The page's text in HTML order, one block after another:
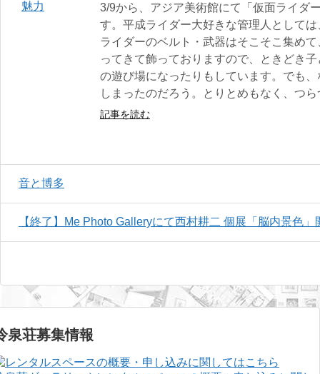
3/9から、アジア美術館にて「仮面ライダ
す。平成ライダー大好きな管理人として
ライダーのベルト・武器はそこそこ集め
ってきて飾っておりますので、ときどき
の遊び場になったりもしています。でも
しまったのだろう。とりとめもなく、つ
記事を読む
音と博多
【終了】Me Photo Galleryにて西村耕二 個展「脳内景色」
泉荘募集情報